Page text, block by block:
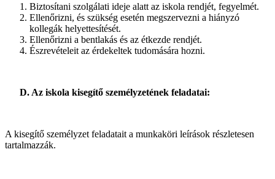
Biztosítani szolgálati ideje alatt az iskola rendjét, fegyelmét.
Ellenőrizni, és szükség esetén megszervezni a hiányzó
kollegák helyettesítését.
Ellenőrizni a bentlakás és az étkezde rendjét.
Észrevételeit az érdekeltek tudomására hozni.
D. Az iskola kisegítő személyzetének feladatai:
A kisegítő személyzet feladatait a munkaköri leírások részletesen
tartalmazzák.